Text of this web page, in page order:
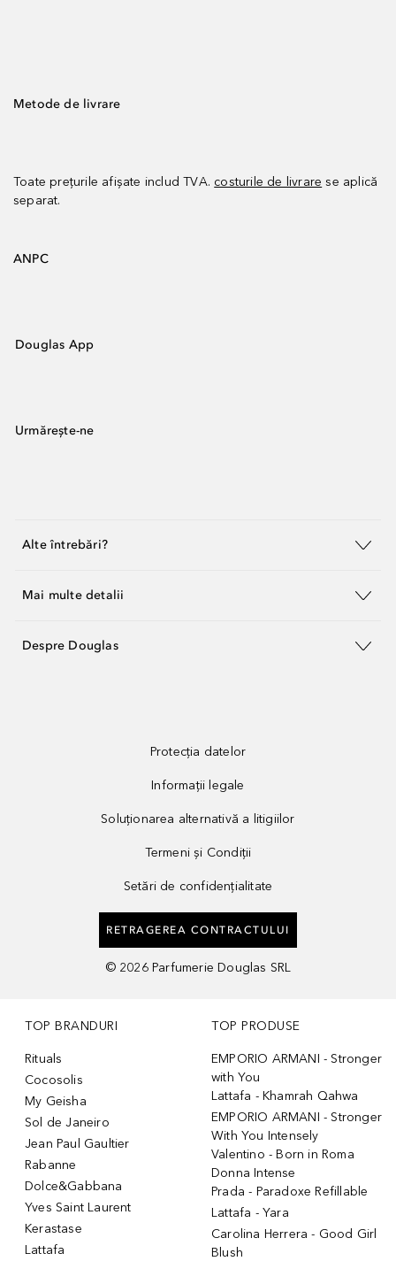
Metode de livrare
Toate prețurile afișate includ TVA. costurile de livrare se aplică
separat.
ANPC
Douglas App
Urmărește-ne
Alte întrebări?
Mai multe detalii
Despre Douglas
Protecția datelor
Informații legale
Soluționarea alternativă a litigiilor
Termeni și Condiții
Setări de confidențialitate
RETRAGEREA CONTRACTULUI
© 2026 Parfumerie Douglas SRL
TOP BRANDURI
Rituals
Cocosolis
My Geisha
Sol de Janeiro
Jean Paul Gaultier
Rabanne
Dolce&Gabbana
Yves Saint Laurent
Kerastase
Lattafa
TOP PRODUSE
EMPORIO ARMANI - Stronger
with You
Lattafa - Khamrah Qahwa
EMPORIO ARMANI - Stronger
With You Intensely
Valentino - Born in Roma
Donna Intense
Prada - Paradoxe Refillable
Lattafa - Yara
Carolina Herrera - Good Girl
Blush